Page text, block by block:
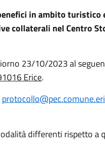
in ambito
collaterali nel Centro
23/10/2023 al
Erice.
differenti rispetto a